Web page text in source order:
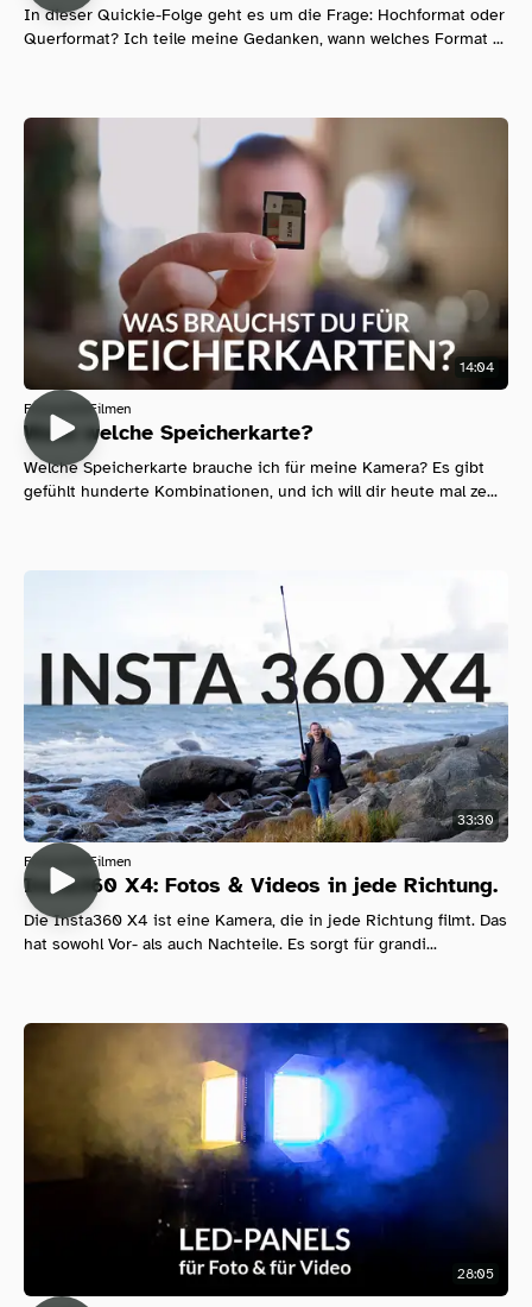
In dieser Quickie-Folge geht es um die Frage: Hochformat oder
Querformat? Ich teile meine Gedanken, wann welches Format ...
14:04
Fotografie Filmen
Wann welche Speicherkarte?
Welche Speicherkarte brauche ich für meine Kamera? Es gibt
gefühlt hunderte Kombinationen, und ich will dir heute mal ze...
33:30
Fotografie Filmen
Insta360 X4: Fotos & Videos in jede Richtung.
Die Insta360 X4 ist eine Kamera, die in jede Richtung filmt. Das
hat sowohl Vor- als auch Nachteile. Es sorgt für grandi...
28:05